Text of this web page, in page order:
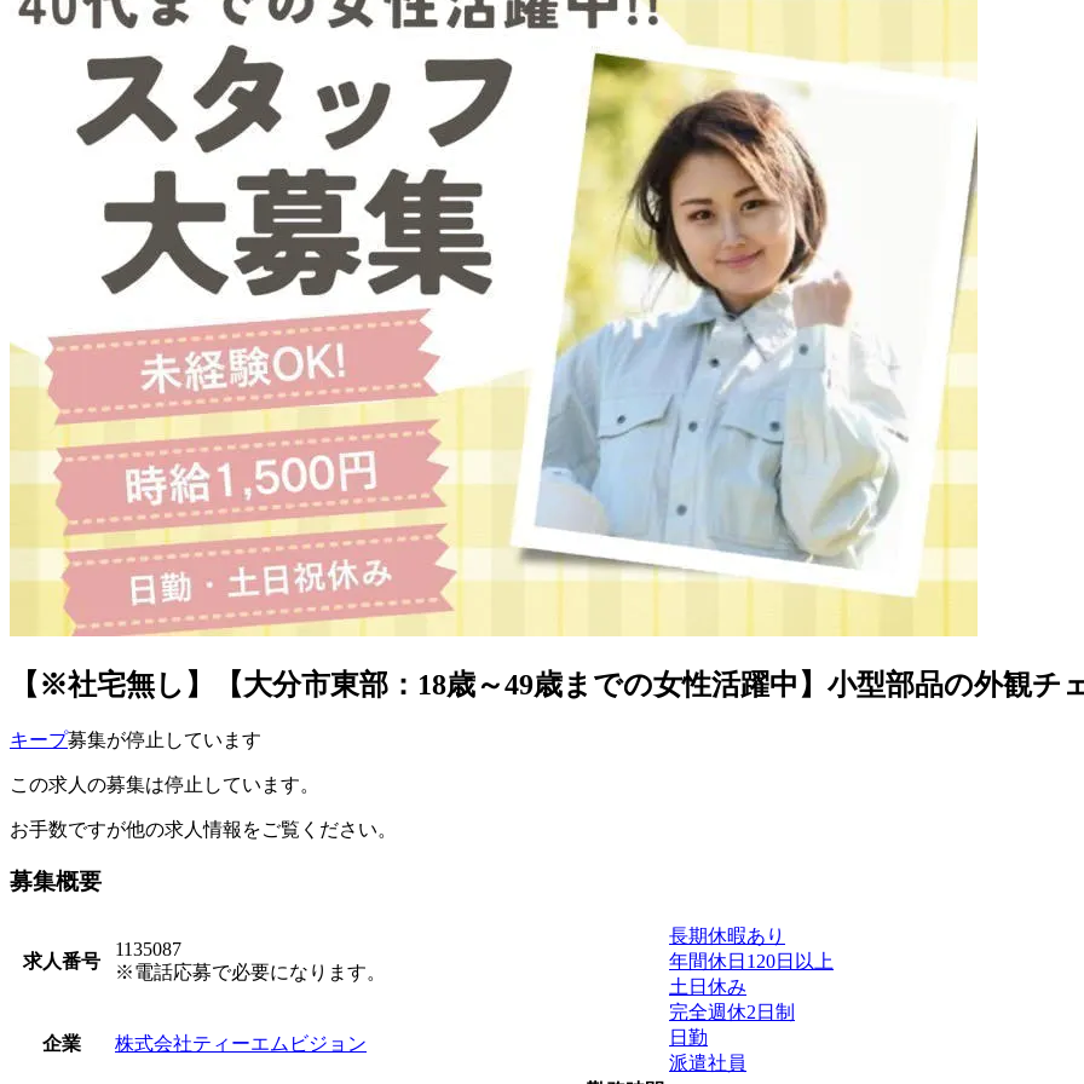
【※社宅無し】【大分市東部：18歳～49歳までの女性活躍中】小型部品の外観チ
キープ募集が停止しています
この求人の募集は停止しています。
お手数ですが他の求人情報をご覧ください。
募集概要
求人番号
1135087
※電話応募で必要になります。
企業 株式会社ティーエムビジョン
長期休暇あり
年間休日120日以上
土日休み
完全週休2日制
日勤
派遣社員